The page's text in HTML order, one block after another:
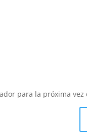
para la próxima vez